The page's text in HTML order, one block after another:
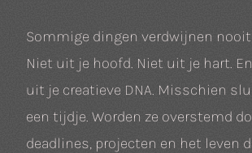
Sommige dingen verdwijnen
Niet uit je hoofd. Niet uit je hart.
uit je creatieve DNA. Misschien
een tijdje. Worden ze overstemd
deadlines, projecten en het leven